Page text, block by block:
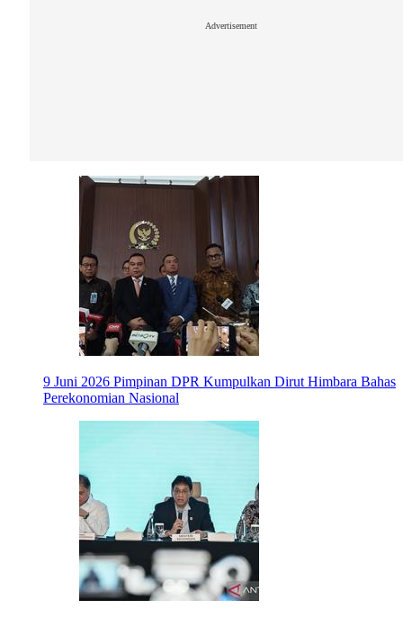
Advertisement
9 Juni 2026 Pimpinan DPR Kumpulkan Dirut Himbara Bahas
Perekonomian Nasional